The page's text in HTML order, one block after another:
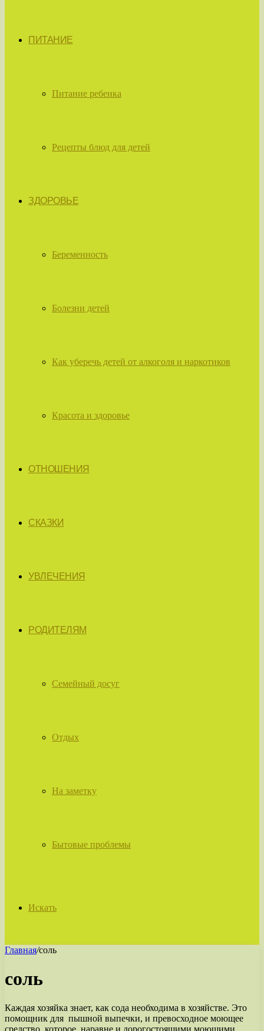
ПИТАНИЕ
Питание ребенка
Рецепты блюд для детей
ЗДОРОВЬЕ
Беременность
Болезни детей
Как уберечь детей от алкоголя и наркотиков
Красота и здоровье
ОТНОШЕНИЯ
СКАЗКИ
УВЛЕЧЕНИЯ
РОДИТЕЛЯМ
Семейный досуг
Отдых
На заметку
Бытовые проблемы
Искать
Главная/соль
соль
Каждая хозяйка знает, как сода необходима в хозяйстве. Это
помощник для пышной выпечки, и превосходное моющее
средство, которое наравне и дорогостоящими моющими